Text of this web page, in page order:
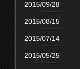
2015/09/28
2015/08/15
2015/07/14
2015/05/25